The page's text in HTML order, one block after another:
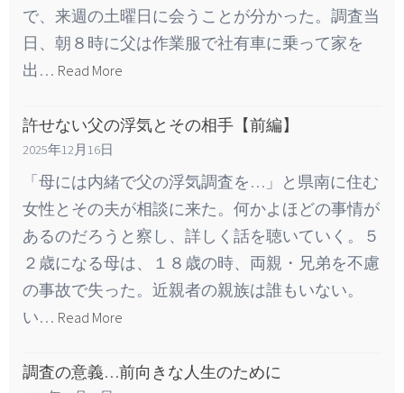
で、来週の土曜日に会うことが分かった。調査当
日、朝８時に父は作業服で社有車に乗って家を
出… Read More
許せない父の浮気とその相手【前編】
2025年12月16日
「母には内緒で父の浮気調査を…」と県南に住む
女性とその夫が相談に来た。何かよほどの事情が
あるのだろうと察し、詳しく話を聴いていく。５
２歳になる母は、１８歳の時、両親・兄弟を不慮
の事故で失った。近親者の親族は誰もいない。
い… Read More
調査の意義…前向きな人生のために